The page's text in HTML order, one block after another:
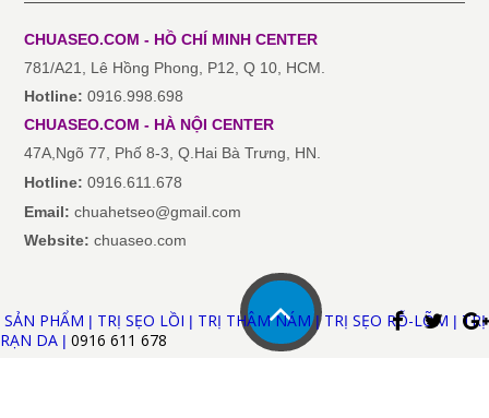
CHUASEO.COM - HỒ CHÍ MINHCENTER
781/A21, Lê Hồng Phong, P12, Q 10, HCM.
Hotline: 0916.998.698
CHUASEO.COM - HÀ NỘICENTER
47A,Ngõ 77, Phố 8-3, Q.Hai Bà Trưng, HN.
Hotline: 0916.611.678
Email:chuahetseo@gmail.com
Website: chuaseo.com
SẢN PHẨM | TRỊ SẸO LỒI | TRỊ THÂM NÁM|TRỊ SẸO RỖ-LÕM | TRỊ
RẠN DA | 0916 611 678